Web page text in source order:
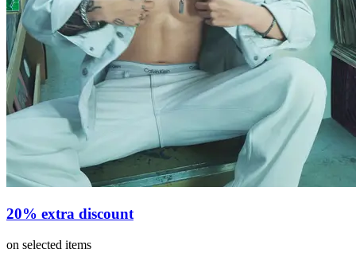
20% extra discount
on selected items